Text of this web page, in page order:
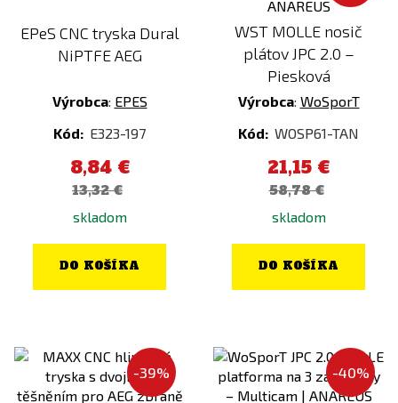
Berghaus
BLACKHAWK
CAA
China
Classic Army
Condor
CTM TAC
Delta Armory
Direct Action
Bronz
Černá / Kombinácia
Červená
Chaos Bronze
Chrome (Electroplated)
Čierna
Čierna / Piesková
Dark Earth
Dark Earth (FDE)
EPeS CNC tryska Dural
NiPTFE AEG
Výrobca: EPES
Kód: E323-197
8,84 €
13,32 €
skladom
DO KOŠÍKA
WST MOLLE nosič
plátov JPC 2.0 –
Piesková
Výrobca: WoSporT
Kód: WOSP61-TAN
21,15 €
58,78 €
skladom
DO KOŠÍKA
-39% -40%